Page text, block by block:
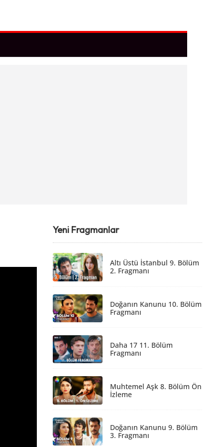
Yeni Fragmanlar
Altı Üstü İstanbul 9. Bölüm
2. Fragmanı
Doğanın Kanunu 10. Bölüm
Fragmanı
Daha 17 11. Bölüm
Fragmanı
Muhtemel Aşk 8. Bölüm Ön
İzleme
Doğanın Kanunu 9. Bölüm
3. Fragmanı